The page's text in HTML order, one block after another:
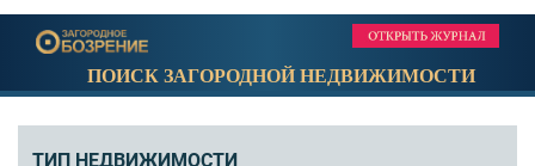
ПОИСК ЗАГОРОДНОЙ НЕДВИЖИМОСТИ
ТИП НЕДВИЖИМОСТИ